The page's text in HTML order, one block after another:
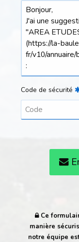
Code de sécurité
Ce
manière
notre équipe